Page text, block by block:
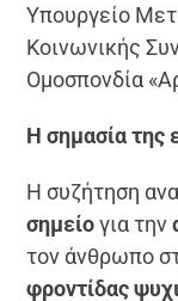
Υπουργείο
Κοινωνικής
Ομοσπονδία
Η σημασία της
Η συζήτηση
σημείογια την
τον άνθρωπο
φροντίδας